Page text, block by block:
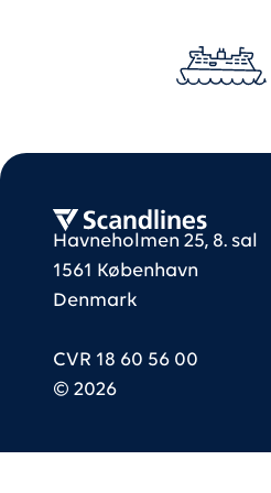
Scandlines
Havneholmen 25, 8. sal
1561 København
Denmark
CVR 18 60 56 00
© 2026